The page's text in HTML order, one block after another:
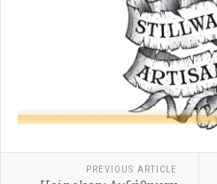
PREVIOUS ARTICLE